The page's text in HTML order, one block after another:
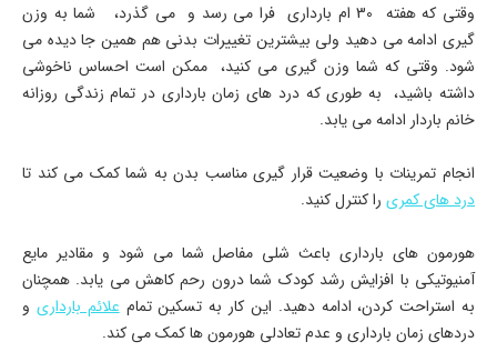
وقتی که هفته 30 ام بارداری فرا می رسد و می گذرد، شما به وزن
گیری ادامه می دهید ولی بیشترین تغییرات بدنی هم همین جا دیده می
شود. وقتی که شما وزن گیری می کنید، ممکن است احساس ناخوشی
داشته باشید، به طوری که درد های زمان بارداری در تمام زندگی روزانه
خانم باردار ادامه می یابد.
انجام تمرینات با وضعیت قرار گیری مناسب بدن به شما کمک می کند تا
درد های کمری را کنترل کنید.
هورمون های بارداری باعث شلی مفاصل شما می شود و مقادیر مایع
آمنیوتیکی با افزایش رشد کودک شما درون رحم کاهش می یابد. همچنان
به استراحت کردن، ادامه دهید. این کار به تسکین تمامعلائم بارداری و
دردهای زمان بارداری و عدم تعادلی هورمون ها کمک می کند.